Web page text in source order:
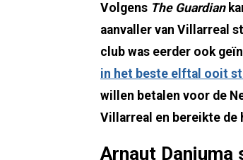
Volgens The Guardian
aanvaller van Villarreal
club was eerder ook
in het beste elftal ooit
willen betalen voor de
Villarreal en bereikte de
Arnaut Danjuma